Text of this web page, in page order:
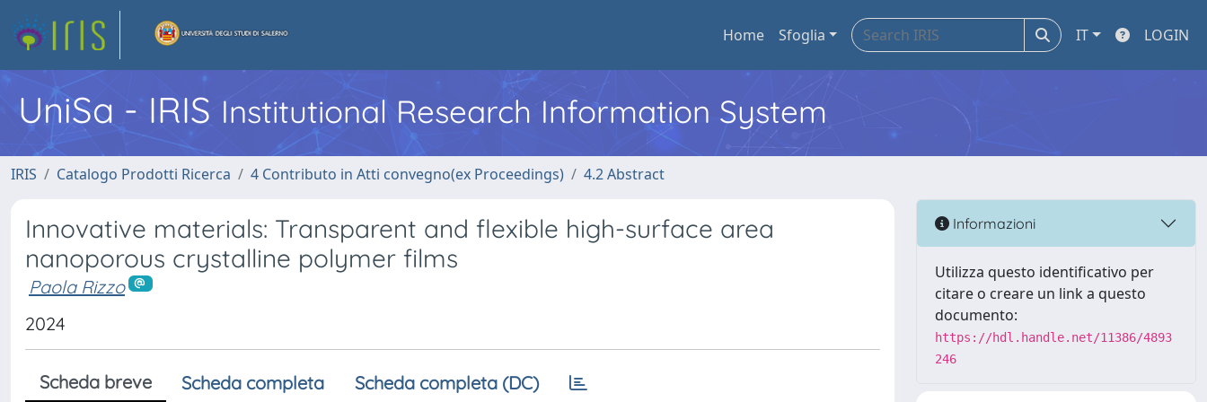
Home Sfoglia IT LOGIN
UniSa - IRIS Institutional Research Information System
IRIS Catalogo Prodotti Ricerca 4 Contributo in Atti convegno(ex Proceedings) 4.2 Abstract
Innovative materials: Transparent and flexible high-surface area
nanoporous crystalline polymer films
Paola Rizzo
2024
Scheda breve Scheda completa Scheda completa (DC)
Informazioni
Utilizza questo identificativo per
citare o creare un link a questo
documento:
https://hdl.handle.net/11386/4893
246